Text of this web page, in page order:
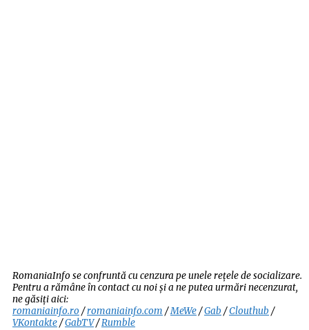
RomaniaInfo se confruntă cu cenzura pe unele rețele de socializare.
Pentru a rămâne în contact cu noi și a ne putea urmări necenzurat,
ne găsiți aici:
romaniainfo.ro/romaniainfo.com /MeWe/Gab /Clouthub /
VKontakte/GabTV/Rumble